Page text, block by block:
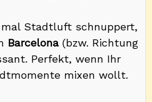
mal Stadtluft schnuppert,
Barcelona(bzw. Richtung
Perfekt, wenn Ihr
mixen wollt.